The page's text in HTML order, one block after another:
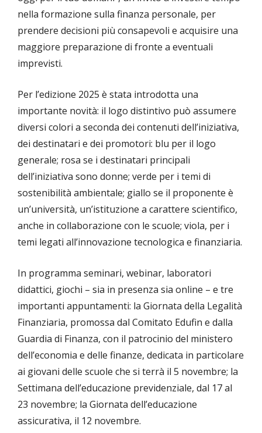
nella formazione sulla finanza personale, per
prendere decisioni più consapevoli e acquisire una
maggiore preparazione di fronte a eventuali
imprevisti.
Per l’edizione 2025 è stata introdotta una
importante novità: il logo distintivo può assumere
diversi colori a seconda dei contenuti dell’iniziativa,
dei destinatari e dei promotori: blu per il logo
generale; rosa se i destinatari principali
dell’iniziativa sono donne; verde per i temi di
sostenibilità ambientale; giallo se il proponente è
un’università, un’istituzione a carattere scientifico,
anche in collaborazione con le scuole; viola, per i
temi legati all’innovazione tecnologica e finanziaria.
In programma seminari, webinar, laboratori
didattici, giochi – sia in presenza sia online – e tre
importanti appuntamenti: la Giornata della Legalità
Finanziaria, promossa dal Comitato Edufin e dalla
Guardia di Finanza, con il patrocinio del ministero
dell’economia e delle finanze, dedicata in particolare
ai giovani delle scuole che si terrà il 5 novembre; la
Settimana dell’educazione previdenziale, dal 17 al
23 novembre; la Giornata dell’educazione
assicurativa, il 12 novembre.